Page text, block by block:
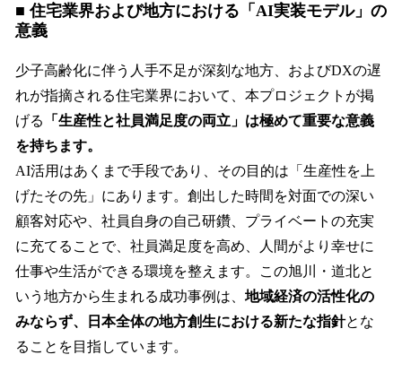
■ 住宅業界および地方における「AI実装モデル」の
意義
少子高齢化に伴う人手不足が深刻な地方、およびDXの遅
れが指摘される住宅業界において、本プロジェクトが掲
げる
「生産性と社員満足度の両立」は極めて重要な意義
を持ちます。
AI活用はあくまで手段であり、その目的は「生産性を上
げたその先」にあります。創出した時間を対面での深い
顧客対応や、社員自身の自己研鑽、プライベートの充実
に充てることで、社員満足度を高め、人間がより幸せに
仕事や生活ができる環境を整えます。この旭川・道北と
いう地方から生まれる成功事例は、 地域経済の活性化の
みならず、日本全体の地方創生における新たな指針とな
ることを目指しています。